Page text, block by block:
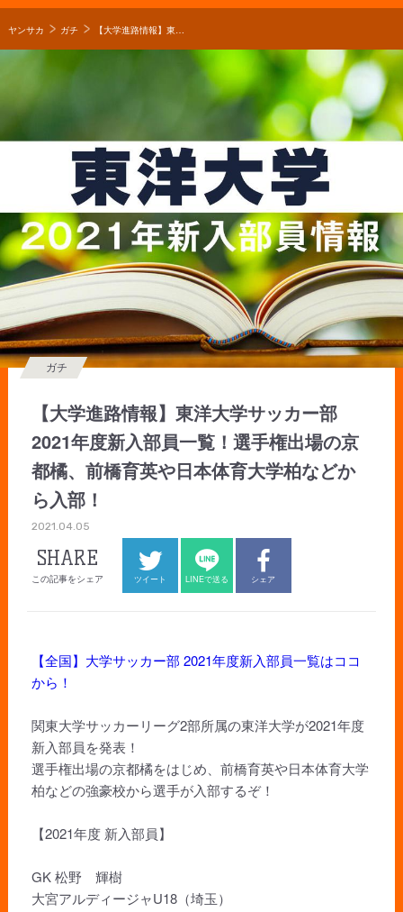
ヤンサカ ガチ 【大学進路情報】東洋大学サッカー部 2021年度新入部員一覧！選手権出場の京都橘、前橋育英や日本体育大学柏などから入部！
【大学進路情報】東洋大学サッカー部
2021年度新入部員一覧！選手権出場の京
都橘、前橋育英や日本体育大学柏などか
ら入部！
ガチ
2021.04.05
SHARE
この記事をシェア ツイート LINEで送る シェア
【全国】大学サッカー部 2021年度新入部員一覧はココ
から！
関東大学サッカーリーグ2部所属の東洋大学が2021年度
新入部員を発表！
選手権出場の京都橘をはじめ、前橋育英や日本体育大学
柏などの強豪校から選手が入部するぞ！
【2021年度 新入部員】
GK 松野 輝樹
大宮アルディージャU18（埼玉）